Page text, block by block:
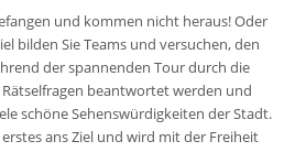
und kommen nicht heraus! Oder
bilden Sie Teams und versuchen, den
der spannenden Tour durch die
beantwortet werden und
schöne Sehenswürdigkeiten der Stadt.
ans Ziel und wird mit der Freiheit